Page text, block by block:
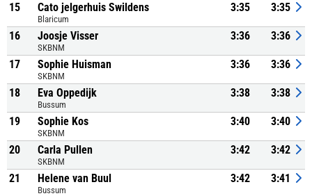
15 Cato jelgerhuis Swildens
Blaricum
3:35 3:35
16 Joosje Visser
SKBNM
3:36 3:36
17 Sophie Huisman
SKBNM
3:36 3:36
18 Eva Oppedijk
Bussum
3:38 3:38
19 Sophie Kos
SKBNM
3:40 3:40
20 Carla Pullen
SKBNM
3:42 3:42
21 Helene van Buul
Bussum
3:42 3:41